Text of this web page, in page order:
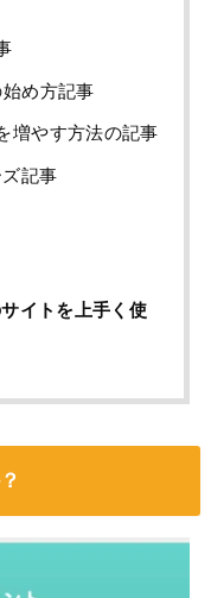
め方記事
増やす方法の記事
記事
イトを上手く使